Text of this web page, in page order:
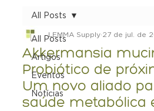
All Posts
Artigos
Eventos
Notícias
All Posts
Akkermansia
Probiótico de
Um novo aliado
saúde metabólica
LEMMA Supply 27 de jul. de